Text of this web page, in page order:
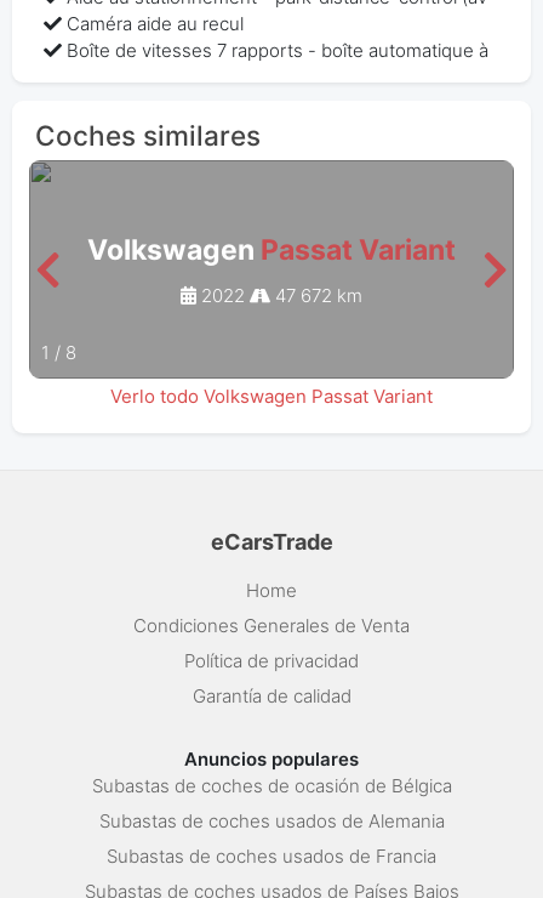
Caméra aide au recul
Boîte de vitesses 7 rapports - boîte automatique à
Coches similares
Volkswagen Passat Variant
2022 47 672 km
1 / 8
Verlo todo Volkswagen Passat Variant
eCarsTrade
Home
Condiciones Generales de Venta
Política de privacidad
Garantía de calidad
Anuncios populares
Subastas de coches de ocasión de Bélgica
Subastas de coches usados de Alemania
Subastas de coches usados de Francia
Subastas de coches usados de Países Bajos